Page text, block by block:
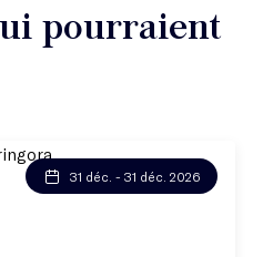
pourraient
31 déc. - 31 déc. 2026